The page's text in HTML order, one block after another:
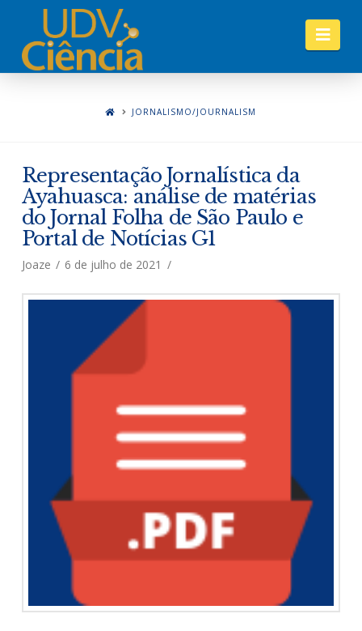
JORNALISMO/JOURNALISM
Representação Jornalística da
Ayahuasca: análise de matérias
do Jornal Folha de São Paulo e
Portal de Notícias G1
Joaze 6 de julho de 2021